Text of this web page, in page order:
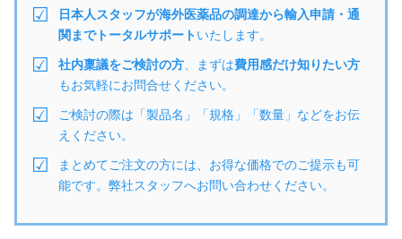
日本人スタッフが海外医薬品の調達から輸入申請・通
関までトータルサポートいたします。
社内稟議をご検討の方 、まずは費用感だけ知りたい方
もお気軽にお問合せください。
ご検討の際は「製品名」「規格」「数量」などをお伝
えください。
まとめてご注文の方には、お得な価格でのご提示も可
能です。弊社スタッフへお問い合わせください。